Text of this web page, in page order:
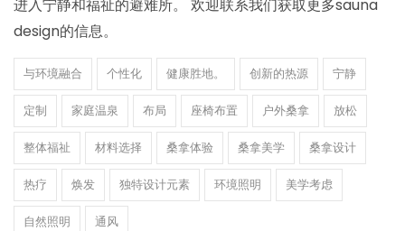
进入宁静和福祉的避难所。 欢迎联系我们获取更多sauna
design的信息。
与环境融合 个性化 健康胜地。 创新的热源 宁静
定制 家庭温泉 布局 座椅布置 户外桑拿 放松
整体福祉 材料选择 桑拿体验 桑拿美学 桑拿设计
热疗 焕发 独特设计元素 环境照明 美学考虑
自然照明 通风